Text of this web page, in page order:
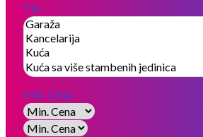
Tip
Min. Cena